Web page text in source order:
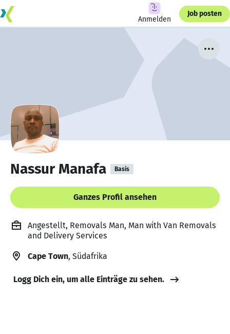
Anmelden
Job posten
Nassur Manafa Basis
Ganzes Profil ansehen
Angestellt, Removals Man, Man with Van Removals
and Delivery Services
Cape Town, Südafrika
Logg Dich ein, um alle Einträge zu sehen.